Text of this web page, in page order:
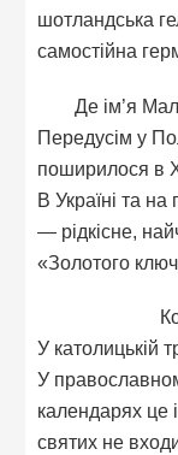
шотландська
самостійна
Де ім’я
Передусім у
поширилося в
В Україні та
— рідкісне,
«Золотого
У католицькій
У
календарях це
святих не